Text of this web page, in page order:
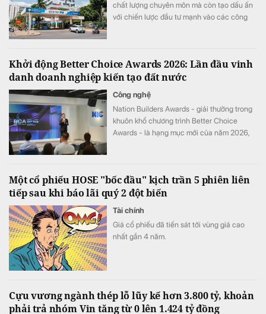
chất lượng chuyên môn mà còn tạo dấu ấn
với chiến lược đầu tư mạnh vào các công
Khởi động Better Choice Awards 2026: Lần đầu vinh
danh doanh nghiệp kiến tạo đất nước
Công nghệ
Nation Builders Awards - giải thưởng trong
khuôn khổ chương trình Better Choice
Awards - là hạng mục mới của năm 2026,
Một cổ phiếu HOSE "bốc đầu" kịch trần 5 phiên liên
tiếp sau khi báo lãi quý 2 đột biến
Tài chính
Giá cổ phiếu đã tiến sát tới vùng giá cao
nhất gần 4 năm.
Cựu vương ngành thép lỗ lũy kế hơn 3.800 tỷ, khoản
phải trả nhóm Vin tăng từ 0 lên 1.424 tỷ đồng